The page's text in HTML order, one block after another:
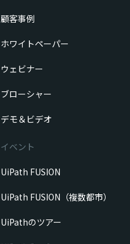
顧客事例
ホワイトペーパー
ウェビナー
ブローシャー
デモ＆ビデオ
イベント
UiPath FUSION
UiPath FUSION（複数都市）
UiPathのツアー